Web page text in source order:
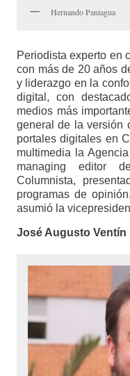
Hernando Paniagua
Periodista experto en
con más de 20 años
y liderazgo en la
digital, con
medios más
general de la versión
portales digitales en
multimedia la
managing editor
Columnista,
programas de
asumió la
José Augusto Ventín